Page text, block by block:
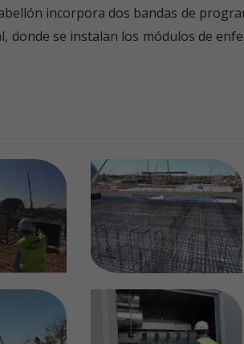
incorpora dos bandas de
donde se instalan los módulos de